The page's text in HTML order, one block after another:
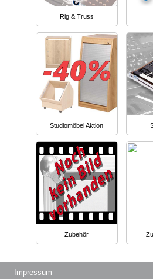
Rig & Truss
Studiomöbel Aktion
Zubehör
Impressum